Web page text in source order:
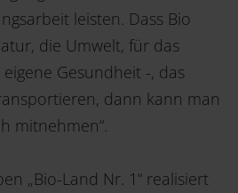
leisten. Dass Bio
die Umwelt, für das
Gesundheit -, das
dann kann man
mitnehmen“.
„Bio-Land Nr. 1“ realisiert